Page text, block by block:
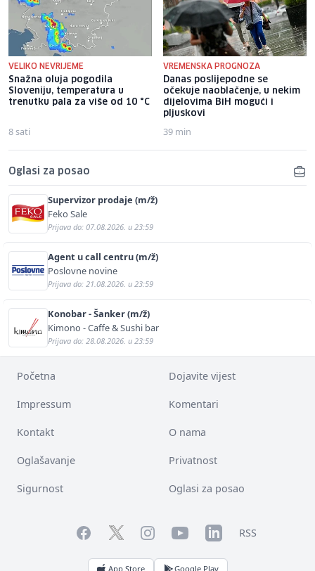
VELIKO NEVRIJEME
Snažna oluja pogodila
Sloveniju, temperatura u
trenutku pala za više od 10 °C
8 sati
VREMENSKA PROGNOZA
Danas poslijepodne se
očekuje naoblačenje, u nekim
dijelovima BiH mogući i
pljuskovi
39 min
Oglasi za posao
Supervizor prodaje (m/ž)
Feko Sale
Prijava do: 07.08.2026. u 23:59
Agent u call centru (m/ž)
Poslovne novine
Prijava do: 21.08.2026. u 23:59
Konobar - Šanker (m/ž)
Kimono - Caffe & Sushi bar
Prijava do: 28.08.2026. u 23:59
Početna Dojavite vijest
Impressum Komentari
Kontakt O nama
Oglašavanje Privatnost
Sigurnost Oglasi za posao
FacebookTwitterInstagramYouTubeLinkedInRSS
App Store Google Play